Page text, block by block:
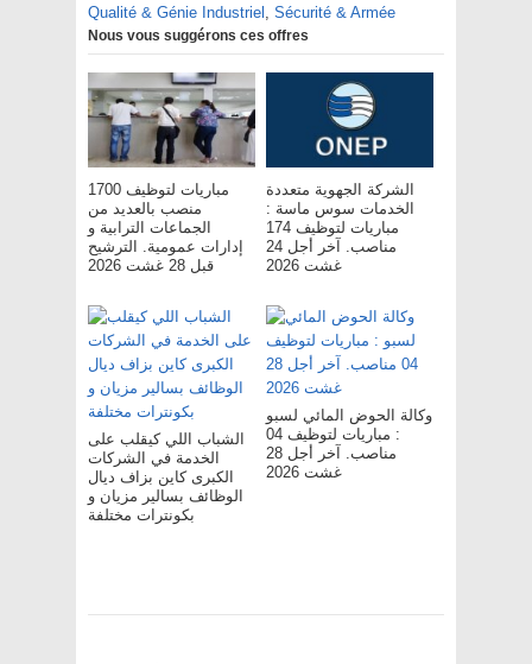
Qualité & Génie Industriel , Sécurité & Armée
Nous vous suggérons ces offres
مباريات لتوظيف 1700
منصب بالعديد من
الجماعات الترابية و
إدارات عمومية. الترشيح
قبل 28 غشت 2026
الشركة الجهوية متعددة
الخدمات سوس ماسة :
مباريات لتوظيف 174
مناصب. آخر أجل 24
غشت 2026
الشباب اللي كيقلب على
الخدمة في الشركات
الكبرى كاين بزاف ديال
الوظائف بسالير مزيان و
بكونترات مختلفة
وكالة الحوض المائي لسبو
: مباريات لتوظيف 04
مناصب. آخر أجل 28
غشت 2026